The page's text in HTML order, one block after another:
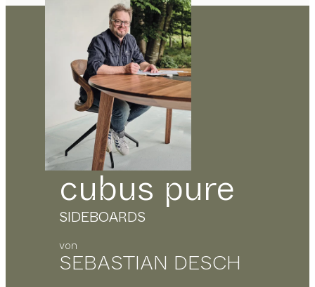
cubus pure
SIDEBOARDS
von
SEBASTIAN DESCH